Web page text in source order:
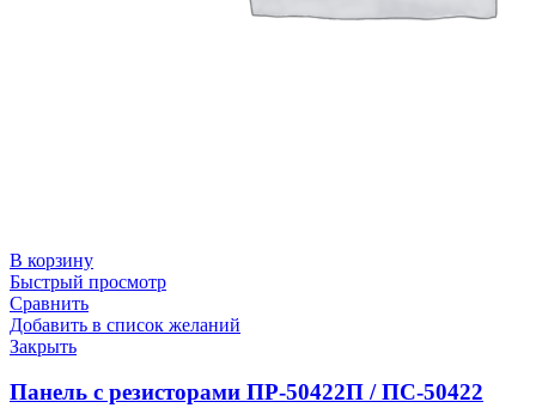
В корзину
Быстрый просмотр
Сравнить
Добавить в список желаний
Закрыть
Панель с резисторами ПР-50422П / ПС-50422